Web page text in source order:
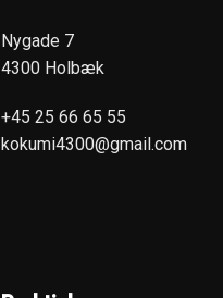
Nygade 7
4300 Holbæk
+45 25 66 65 55
kokumi4300@gmail.com